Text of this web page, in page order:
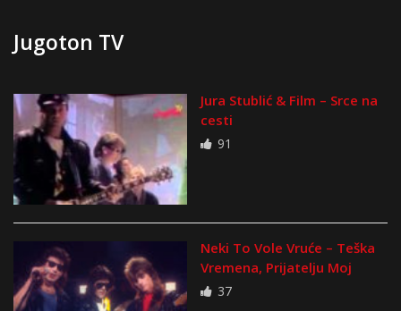
Jugoton TV
Jura Stublić & Film – Srce na
cesti
91
Neki To Vole Vruće – Teška
Vremena, Prijatelju Moj
37